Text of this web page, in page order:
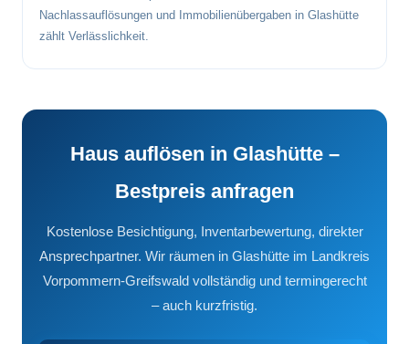
Nachlassauflösungen und Immobilienübergaben in Glashütte
zählt Verlässlichkeit.
Haus auflösen in Glashütte –
Bestpreis anfragen
Kostenlose Besichtigung, Inventarbewertung, direkter
Ansprechpartner. Wir räumen in Glashütte im Landkreis
Vorpommern-Greifswald vollständig und termingerecht
– auch kurzfristig.